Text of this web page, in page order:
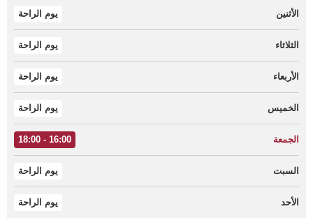
الأثنين يوم الراحة
الثلاثاء يوم الراحة
الأربعاء يوم الراحة
الخميس يوم الراحة
الجمعة 16:00 - 18:00
السبت يوم الراحة
الأحد يوم الراحة